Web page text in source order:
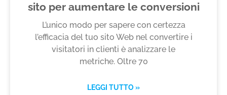
sito per aumentare le conversioni
L’unico modo per sapere con certezza
l’efficacia del tuo sito Web nel convertire i
visitatori in clienti è analizzare le
metriche. Oltre 70
LEGGI TUTTO »